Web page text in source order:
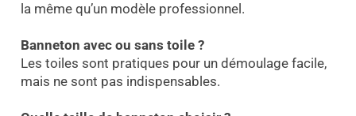
la même qu’un modèle professionnel.
Banneton avec ou sans toile ?
Les toiles sont pratiques pour un démoulage facile,
mais ne sont pas indispensables.